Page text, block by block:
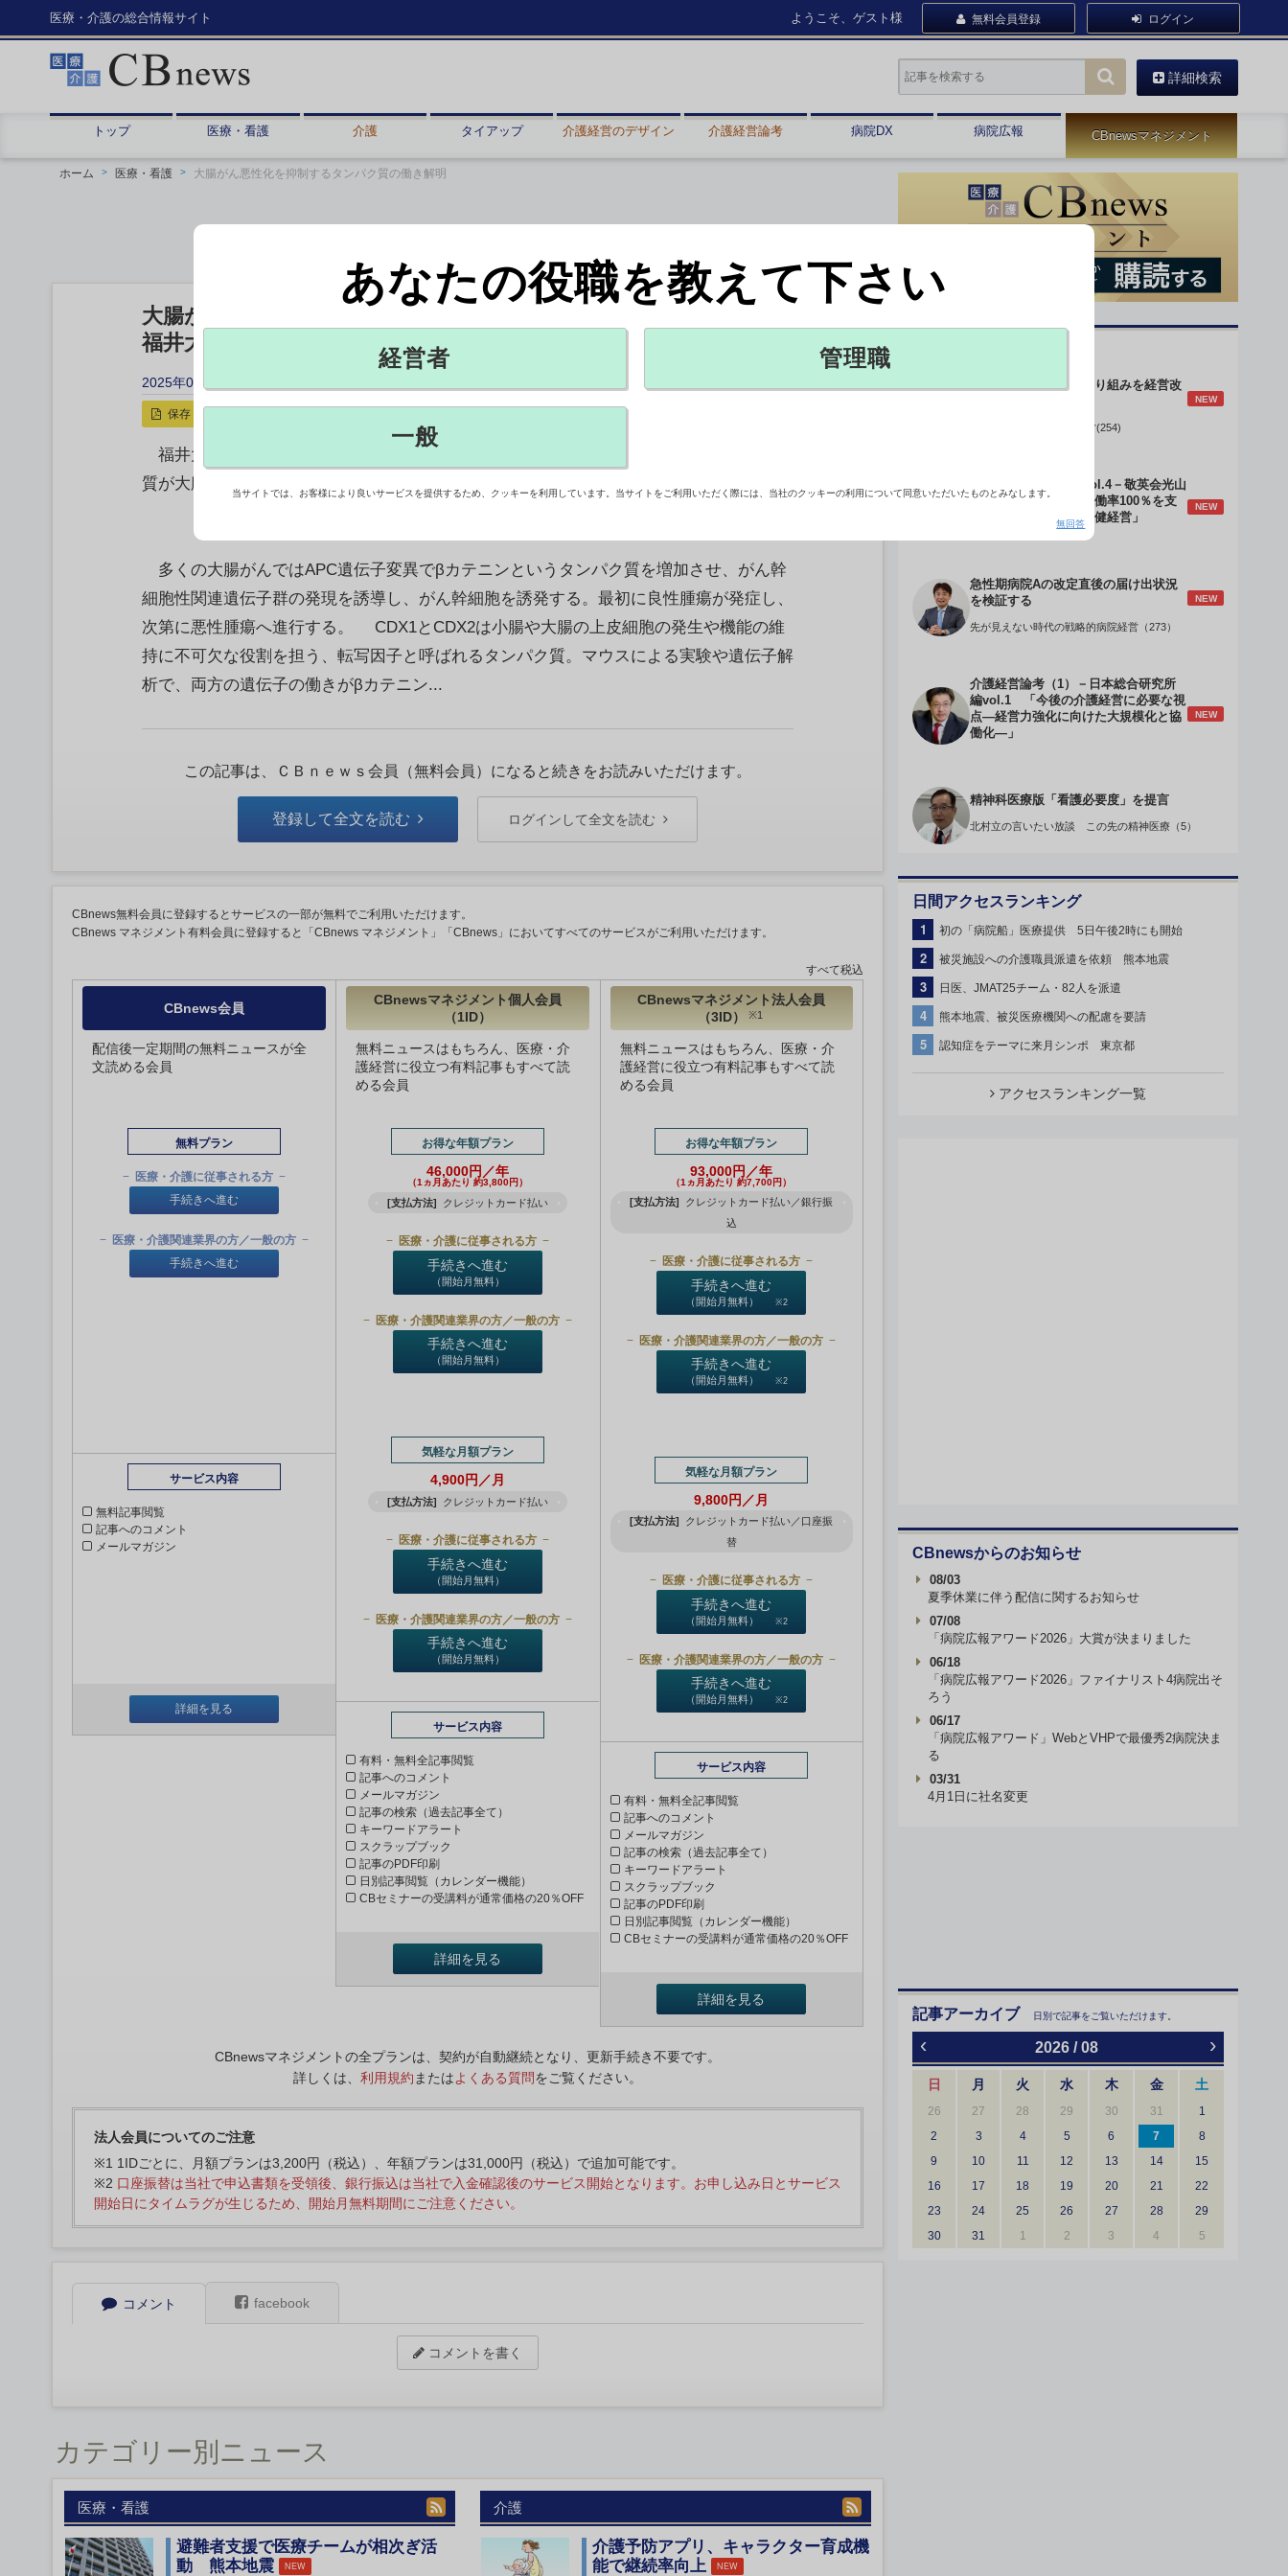
医療・介護の総合情報サイト ようこそ、ゲスト様 無料会員登録 ログイン
詳細検索
トップ 医療・看護 介護 タイアップ 介護経営のデザイン 介護経営論考 病院DX 病院広報 CBnewsマネジメント
ホーム 医療・看護 大腸がん悪性化を抑制するタンパク質の働き解明
大腸がん悪性化を抑制するタンパク質の働き解明
福井大の研究チーム
2025年06月16日 12:01
保存
福井大の研究チームは、CDX1とCDX2と呼ばれる、腸の発生や機能に重要なタンパク
質が大腸がんの悪性化を抑制することを明らかにした。【斯波祐介】
多くの大腸がんではAPC遺伝子変異でβカテニンというタンパク質を増加させ、がん幹
細胞性関連遺伝子群の発現を誘導し、がん幹細胞を誘発する。最初に良性腫瘍が発症し、
次第に悪性腫瘍へ進行する。 CDX1とCDX2は小腸や大腸の上皮細胞の発生や機能の維
持に不可欠な役割を担う、転写因子と呼ばれるタンパク質。マウスによる実験や遺伝子解
析で、両方の遺伝子の働きがβカテニン...
この記事は、ＣＢｎｅｗｓ会員（無料会員）になると続きをお読みいただけます。
登録して全文を読む ログインして全文を読む
CBnews無料会員に登録するとサービスの一部が無料でご利用いただけます。
CBnews マネジメント有料会員に登録すると「CBnews マネジメント」「CBnews」においてすべてのサービスがご利用いただけます。
すべて税込
CBnews会員
配信後一定期間の無料ニュースが全
文読める会員
無料プラン
医療・介護に従事される方
手続きへ進む
医療・介護関連業界の方／一般の方
手続きへ進む
サービス内容
無料記事閲覧
記事へのコメント
メールマガジン
詳細を見る
CBnewsマネジメント個人会員
（1ID）
無料ニュースはもちろん、医療・介
護経営に役立つ有料記事もすべて読
める会員
お得な年額プラン
46,000円／年
（1ヵ月あたり 約3,800円）
[支払方法] クレジットカード払い
医療・介護に従事される方
手続きへ進む
（開始月無料）
医療・介護関連業界の方／一般の方
手続きへ進む
（開始月無料）
気軽な月額プラン
4,900円／月
[支払方法] クレジットカード払い
医療・介護に従事される方
手続きへ進む
（開始月無料）
医療・介護関連業界の方／一般の方
手続きへ進む
（開始月無料）
サービス内容
有料・無料全記事閲覧
記事へのコメント
メールマガジン
記事の検索（過去記事全て）
キーワードアラート
スクラップブック
記事のPDF印刷
日別記事閲覧（カレンダー機能）
CBセミナーの受講料が通常価格の20％OFF
詳細を見る
CBnewsマネジメント法人会員
（3ID）
※1
無料ニュースはもちろん、医療・介
護経営に役立つ有料記事もすべて読
める会員
お得な年額プラン
93,000円／年
（1ヵ月あたり 約7,700円）
[支払方法]
クレジットカード払い／銀行振
込
医療・介護に従事される方
手続きへ進む
（開始月無料） ※2
医療・介護関連業界の方／一般の方
手続きへ進む
（開始月無料） ※2
気軽な月額プラン
9,800円／月
[支払方法]
クレジットカード払い／口座振
替
医療・介護に従事される方
手続きへ進む
（開始月無料） ※2
医療・介護関連業界の方／一般の方
手続きへ進む
（開始月無料） ※2
サービス内容
有料・無料全記事閲覧
記事へのコメント
メールマガジン
記事の検索（過去記事全て）
キーワードアラート
スクラップブック
記事のPDF印刷
日別記事閲覧（カレンダー機能）
CBセミナーの受講料が通常価格の20％OFF
詳細を見る
CBnewsマネジメントの全プランは、契約が自動継続となり、更新手続き不要です。
詳しくは、 利用規約 またはよくある質問をご覧ください。
法人会員についてのご注意
※1 1IDごとに、月額プランは3,200円（税込）、年額プランは31,000円（税込）で追加可能です。
※2 口座振替は当社で申込書類を受領後、銀行振込は当社で入金確認後のサービス開始となります。お申し込み日とサービス
開始日にタイムラグが生じるため、開始月無料期間にご注意ください。
コメント facebook
コメントを書く
カテゴリー別ニュース
医療・看護
避難者支援で医療チームが相次ぎ活
動 熊本地震
NEW
介護
介護予防アプリ、キャラクター育成機
能で継続率向上
NEW
身体的拘束最小化の取り組みを経営改
NEW
データで読み解く病院経営(254)
介護経営のデザインVol.4－敬英会光山
誠理事長 「驚異の稼働率100％を支
える『顧客目線』の老健経営」
NEW
急性期病院Aの改定直後の届け出状況
を検証する
NEW
先が見えない時代の戦略的病院経営（273）
介護経営論考（1）－日本総合研究所
編vol.1 「今後の介護経営に必要な視
点―経営力強化に向けた大規模化と協
働化―」
NEW
精神科医療版「看護必要度」を提言
北村立の言いたい放談 この先の精神医療（5）
日間アクセスランキング
1 初の「病院船」医療提供 5日午後2時にも開始
2 被災施設への介護職員派遣を依頼 熊本地震
3 日医、JMAT25チーム・82人を派遣
4 熊本地震、被災医療機関への配慮を要請
5 認知症をテーマに来月シンポ 東京都
アクセスランキング一覧
CBnewsからのお知らせ
08/03
夏季休業に伴う配信に関するお知らせ
07/08
「病院広報アワード2026」大賞が決まりました
06/18
「病院広報アワード2026」ファイナリスト4病院出そ
ろう
06/17
「病院広報アワード」WebとVHPで最優秀2病院決ま
る
03/31
4月1日に社名変更
記事アーカイブ 日別で記事をご覧いただけます。
‹ 2026 / 08 ›
日 月 火 水 木 金 土
26 27 28 29 30 31
1
2
3 4 5 6 7
8
9
10 11 12 13 14
15
16
17 18 19 20 21
22
23
24 25 26 27 28
29
30
31 1 2 3 4 5
あなたの役職を教えて下さい
経営者 管理職
一般
当サイトでは、お客様により良いサービスを提供するため、クッキーを利用しています。当サイトをご利用いただく際には、当社のクッキーの利用について同意いただいたものとみなします。
無回答